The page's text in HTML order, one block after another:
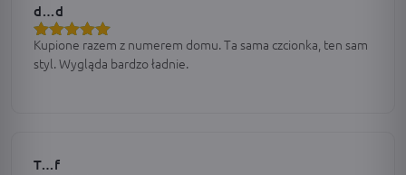
d…d
Oceniono5
na 5
Kupione razem z numerem domu. Ta sama czcionka, ten sam
styl. Wygląda bardzo ładnie.
T…f